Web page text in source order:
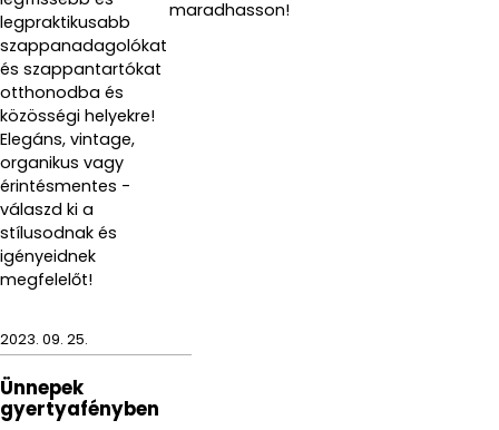
legpraktikusabb
szappanadagolókat
és szappantartókat
otthonodba és
közösségi helyekre!
Elegáns, vintage,
organikus vagy
érintésmentes -
válaszd ki a
stílusodnak és
igényeidnek
megfelelőt!
maradhasson!
2023. 09. 25.
Ünnepek
gyertyafényben